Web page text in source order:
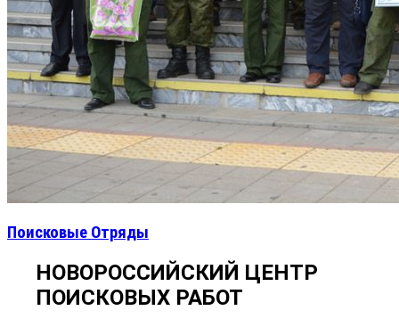
Поисковые Отряды
НОВОРОССИЙСКИЙ ЦЕНТР
ПОИСКОВЫХ РАБОТ